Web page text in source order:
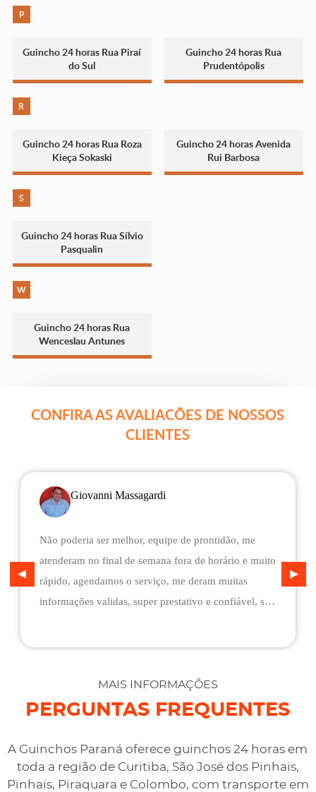
P
Guincho 24 horas Rua Piraí
do Sul
Guincho 24 horas Rua
Prudentópolis
R
Guincho 24 horas Rua Roza
Kieça Sokaski
Guincho 24 horas Avenida
Rui Barbosa
S
Guincho 24 horas Rua Sílvio
Pasqualin
W
Guincho 24 horas Rua
Wenceslau Antunes
CONFIRA AS AVALIACÕES DE NOSSOS
CLIENTES
Giovanni Massagardi
Não poderia ser melhor, equipe de prontidão, me
atenderam no final de semana fora de horário e muito
rápido, agendamos o serviço, me deram muitas
informações validas, super prestativo e confiável, são
desviaram para uma oficina mais próximo, sem
qualquer custo na maior boa vontade.
MAIS INFORMAÇÕES
PERGUNTAS FREQUENTES
A Guinchos Paraná oferece guinchos 24 horas em
toda a região de Curitiba, São José dos Pinhais,
Pinhais, Piraquara e Colombo, com transporte em